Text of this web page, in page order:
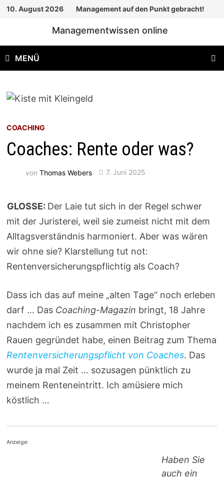
Zum10. August 2026 Management auf den Punkt gebracht!
Managementwissen online
MENÜ
COACHING
Coaches: Rente oder was?
vonThomas Webers 7. Juni 2025
GLOSSE: Der Laie tut sich in der Regel schwer
mit der Juristerei, weil sie zumeist nicht mit dem
Alltagsverständnis harmoniert. Aber was wären
wir ohne sie? Klarstellung tut not:
Rentenversicherungspflichtig als Coach?
Dass ich das auf meine „alten Tage“ noch erleben
darf … Das Coaching-Magazin bringt, 18 Jahre
nachdem ich es zusammen mit Christopher
Rauen gegründet habe, einen Beitrag zum Thema
Rentenversicherungspflicht von Coaches. Das
wurde ja mal Zeit … sozusagen pünktlich zu
meinem Renteneintritt. Ich amüsiere mich
köstlich …
Anzeige:
Haben Sie
auch ein